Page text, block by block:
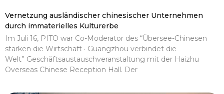
Vernetzung ausländischer chinesischer Unternehmen
durch immaterielles Kulturerbe
Im Juli 16, PITO war Co-Moderator des “Übersee-Chinesen
stärken die Wirtschaft · Guangzhou verbindet die
Welt” Geschäftsaustauschveranstaltung mit der Haizhu
Overseas Chinese Reception Hall. Der